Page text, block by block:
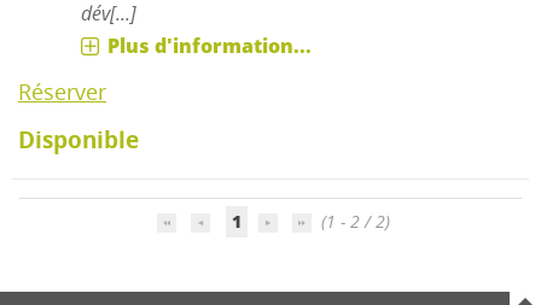
dév[...]
Plus d'information...
Réserver
Disponible
1 (1 - 2 / 2)